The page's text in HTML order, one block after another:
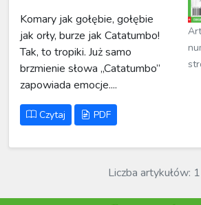
Komary jak gołębie, gołębie
jak orły, burze jak Catatumbo!
Tak, to tropiki. Już samo
brzmienie słowa „Catatumbo”
zapowiada emocje....
Czytaj PDF
Liczba artykułów: 1